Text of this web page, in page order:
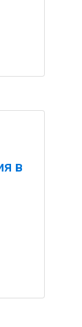
в